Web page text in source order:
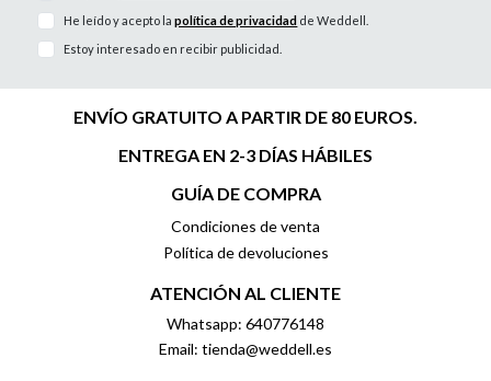
He leído y acepto lapolítica de privacidad de Weddell.
Estoy interesado en recibir publicidad.
ENVÍO GRATUITO A PARTIR DE 80 EUROS.
ENTREGA EN 2-3 DÍAS HÁBILES
GUÍA DE COMPRA
Condiciones de venta
Política de devoluciones
ATENCIÓN AL CLIENTE
Whatsapp: 640776148
Email: tienda@weddell.es